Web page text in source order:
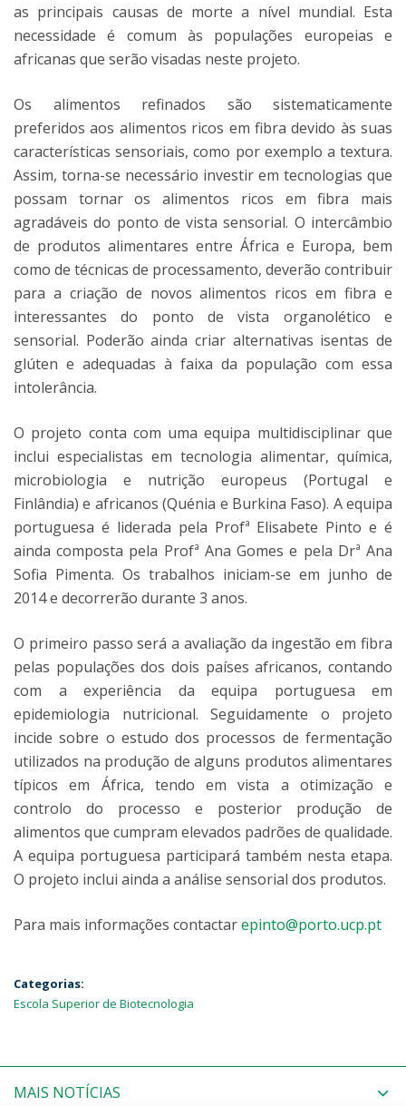
as principais causas de morte a nível mundial. Esta
necessidade é comum às populações europeias e
africanas que serão visadas neste projeto.
Os alimentos refinados são sistematicamente
preferidos aos alimentos ricos em fibra devido às suas
características sensoriais, como por exemplo a textura.
Assim, torna-se necessário investir em tecnologias que
possam tornar os alimentos ricos em fibra mais
agradáveis do ponto de vista sensorial. O intercâmbio
de produtos alimentares entre África e Europa, bem
como de técnicas de processamento, deverão contribuir
para a criação de novos alimentos ricos em fibra e
interessantes do ponto de vista organolético e
sensorial. Poderão ainda criar alternativas isentas de
glúten e adequadas à faixa da população com essa
intolerância.
O projeto conta com uma equipa multidisciplinar que
inclui especialistas em tecnologia alimentar, química,
microbiologia e nutrição europeus (Portugal e
Finlândia) e africanos (Quénia e Burkina Faso). A equipa
portuguesa é liderada pela Profª Elisabete Pinto e é
ainda composta pela Profª Ana Gomes e pela Drª Ana
Sofia Pimenta. Os trabalhos iniciam-se em junho de
2014 e decorrerão durante 3 anos.
O primeiro passo será a avaliação da ingestão em fibra
pelas populações dos dois países africanos, contando
com a experiência da equipa portuguesa em
epidemiologia nutricional. Seguidamente o projeto
incide sobre o estudo dos processos de fermentação
utilizados na produção de alguns produtos alimentares
típicos em África, tendo em vista a otimização e
controlo do processo e posterior produção de
alimentos que cumpram elevados padrões de qualidade.
A equipa portuguesa participará também nesta etapa.
O projeto inclui ainda a análise sensorial dos produtos.
Para mais informações contactarepinto@porto.ucp.pt
Categorias:
Escola Superior de Biotecnologia
MAIS NOTÍCIAS